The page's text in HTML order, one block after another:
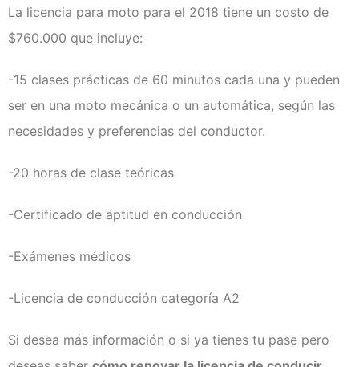
La licencia para moto para el 2018 tiene un costo de
$760.000 que incluye:
-15 clases prácticas de 60 minutos cada una y pueden
ser en una moto mecánica o un automática, según las
necesidades y preferencias del conductor.
-20 horas de clase teóricas
-Certificado de aptitud en conducción
-Exámenes médicos
-Licencia de conducción categoría A2
Si desea más información o si ya tienes tu pase pero